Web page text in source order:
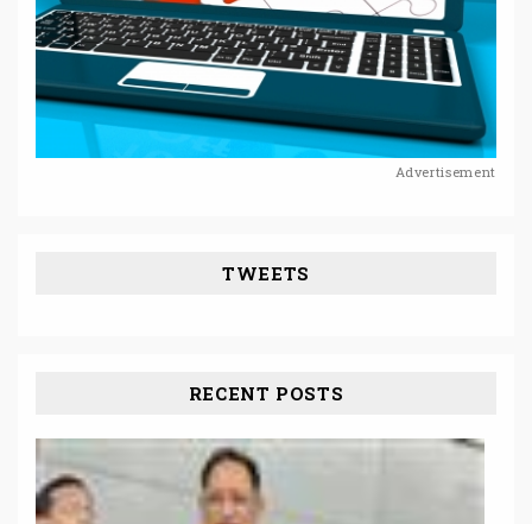
Advertisement
TWEETS
RECENT POSTS